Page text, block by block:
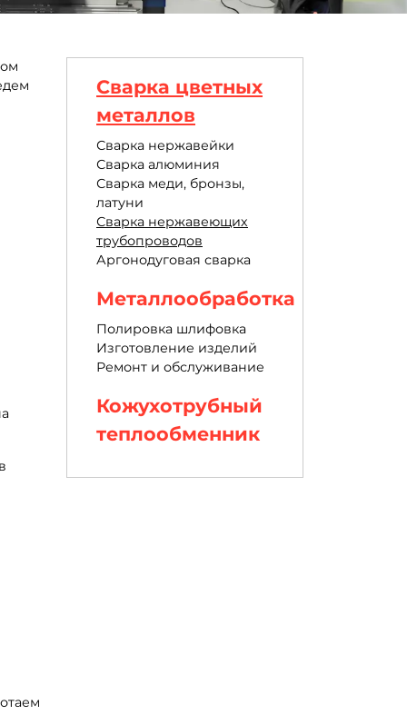
Сварка цветных
металлов
Сварка нержавейки
Сварка алюминия
Сварка меди, бронзы,
латуни
Сварка нержавеющих
трубопроводов
Аргонодуговая сварка
Металлообработка
Полировка шлифовка
Изготовление изделий
Ремонт и обслуживание
Кожухотрубный
теплообменник